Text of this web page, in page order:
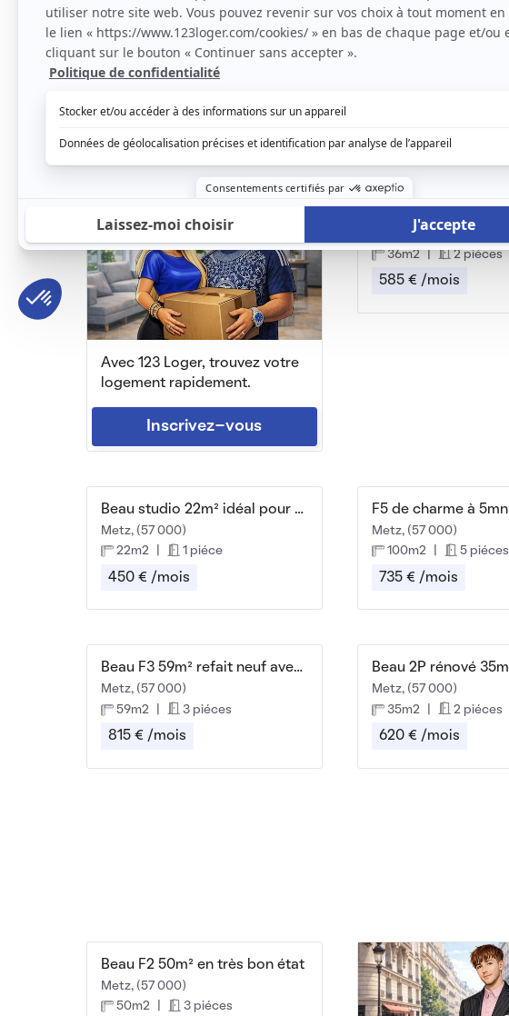
Avec 123 Loger, trouvez votre
logement rapidement.
Inscrivez-vous
Beau F4 75m² proximité de Lorry les Metz
Metz, (57 000)
Metz, (57 000)
36m2
2 piéces
585 € /mois
Beau studio 22m² idéal pour étudiant(e)
Metz, (57 000)
22m2
1 piéce
450 € /mois
Metz, (57 000)
100m2
5 piéces
735 € /mois
Beau F3 59m² refait neuf avec balcon Vallières
Metz, (57 000)
59m2
3 piéces
815 € /mois
Metz, (57 000)
35m2
2 piéces
620 € /mois
Beau F2 50m² en très bon état
Metz, (57 000)
50m2
3 piéces